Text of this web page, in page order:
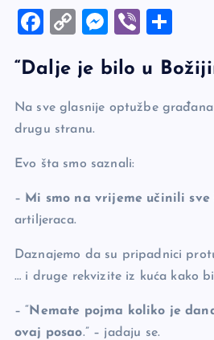
F
c
e
b
o
k
C
p
y
Li
k
M
se
n
er
Vi
er ar
e
“Dalje je bilo u
Na sve glasnije optužbe
drugu stranu.
Evo šta smo saznali:
– Mi smo na vrijeme učinili
artiljeraca.
Daznajemo da su pripadnici
… i druge rekvizite iz kuća kako
– “ Nemate pojma koliko je
ovaj posao.” – jadaju se.